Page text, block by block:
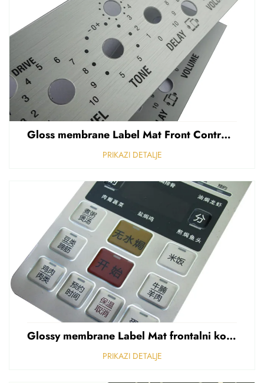
Gloss membrane Label Mat Front Control Panel Sticker Refuziran polikarbonat Grafički prekriven
PRIKAZI DETALJE
Glossy membrane Label Mat frontalni kontrolni panel Sticker Refuziran polikarbonat Grafički preklapanje
PRIKAZI DETALJE